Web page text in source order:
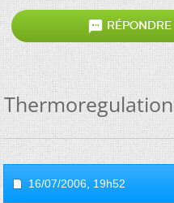

16/07/2006, 19h52